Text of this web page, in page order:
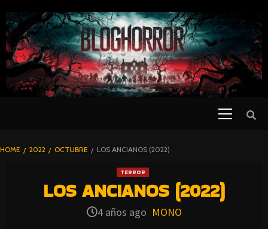
TO
CONTENT
BLOGHORROR
HOME 2022 OCTUBRE LOS ANCIANOS (2022)
TERROR
LOS ANCIANOS (2022)
4 años ago MONO